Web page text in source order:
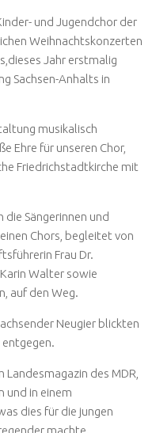
und Jugendchor der
Weihnachtskonzerten
Jahr erstmalig
Sachsen-Anhalts in
musikalisch
Ehre für unseren Chor,
Friedrichstadtkirche mit
die Sängerinnen und
Chors, begleitet von
Frau Dr.
Walter sowie
auf den Weg.
Neugier blickten
des MDR,
und in einem
dies für die jungen
machte.